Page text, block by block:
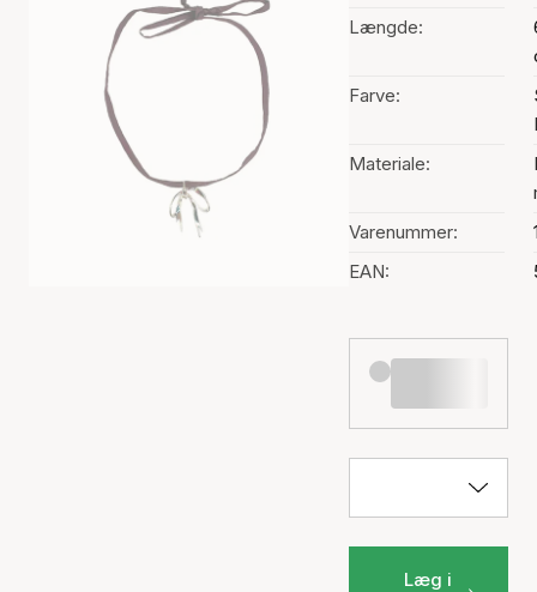
Længde:
Farve:
Materiale:
Varenummer:
EAN:
Læg i